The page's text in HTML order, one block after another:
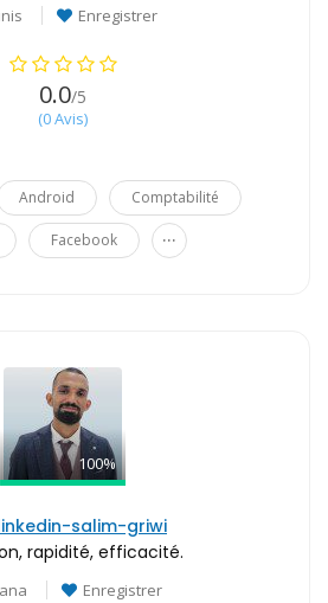
Enregistrer
0.0/5
(0 Avis)
Android Comptabilité
Facebook ...
100%
salim-griwi
rapidité, efficacité.
Enregistrer